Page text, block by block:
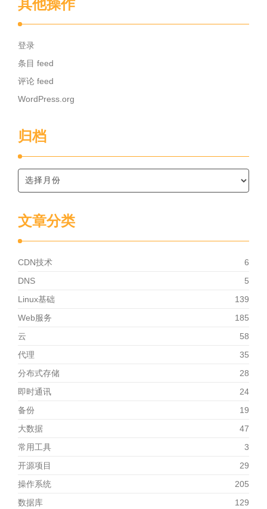
其他操作
登录
条目 feed
评论 feed
WordPress.org
归档
文章分类
CDN技术
6
DNS
5
Linux基础
139
Web服务
185
云
58
代理
35
分布式存储
28
即时通讯
24
备份
19
大数据
47
常用工具
3
开源项目
29
操作系统
205
数据库
129